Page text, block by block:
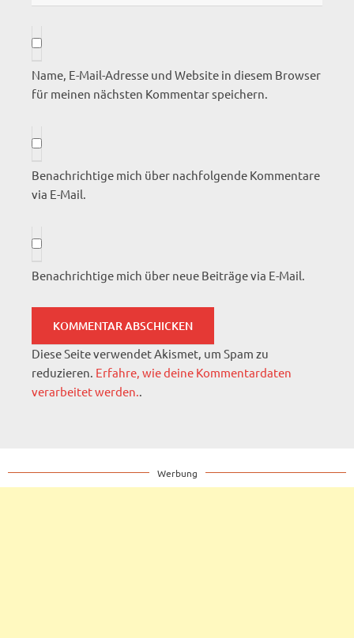
Name, E-Mail-Adresse und Website in diesem Browser
für meinen nächsten Kommentar speichern.
Benachrichtige mich über nachfolgende Kommentare
via E-Mail.
Benachrichtige mich über neue Beiträge via E-Mail.
Diese Seite verwendet Akismet, um Spam zu
reduzieren. Erfahre, wie deine Kommentardaten
verarbeitet werden..
Werbung